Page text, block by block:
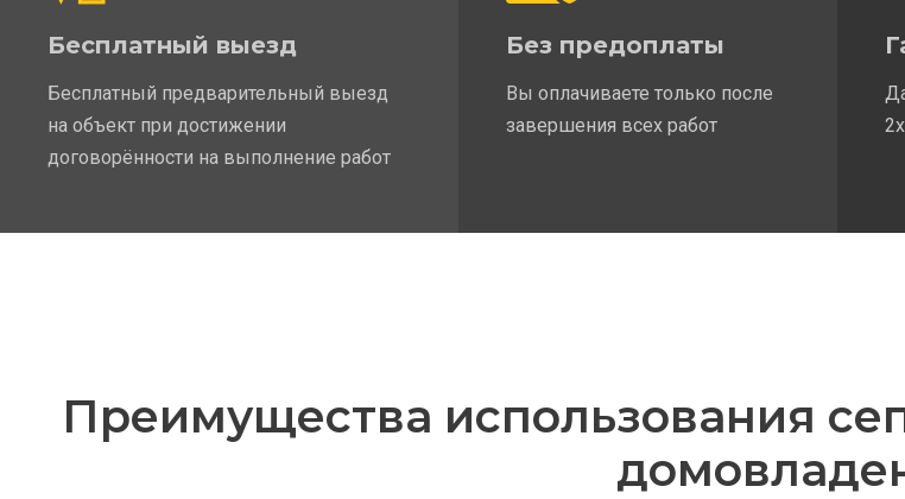
Бесплатный выезд
Бесплатный предварительный выезд
на объект при достижении
договорённости на выполнение работ
Без предоплаты
Вы оплачиваете только после
завершения всех работ
Преимущества использования